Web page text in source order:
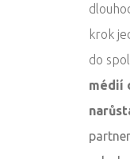
krok
do
médií